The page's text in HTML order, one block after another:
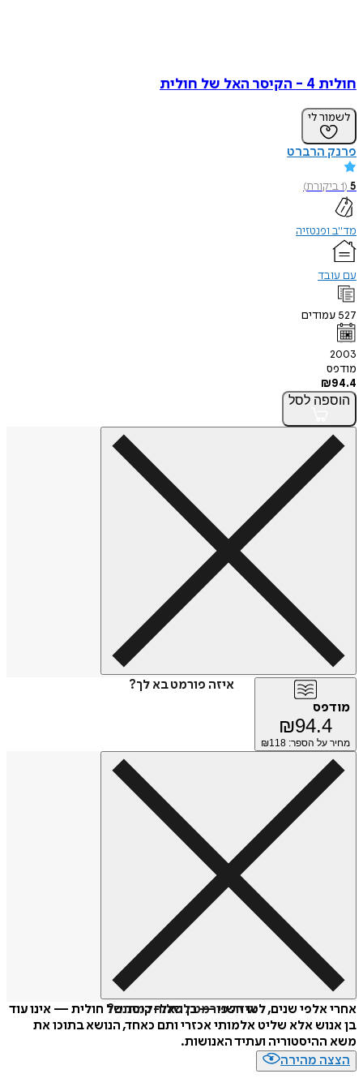
חולית 4 - הקיסר האל של חולית
לשמור לי
פרנק הרברט
5
(
1ביקורת)
מד"ב ופנטזיה
עם עובד
527 עמודים
2003
מודפס
₪94.4
הוספה לסל
איזה פורמט בא לך?
מודפס
₪94.4
מחיר על הספר: ₪ 118
איזה פורמט לשלוח כמתנה?
אחרי אלפי שנים, לטו השני — בן האל-קיסר של חולית — אינו עוד
בן אנוש אלא שליט אלמותי אכזרי ותם כאחד, הנושא בתוכו את
משא ההיסטוריה ועתיד האנושות.
הצצה מהירה